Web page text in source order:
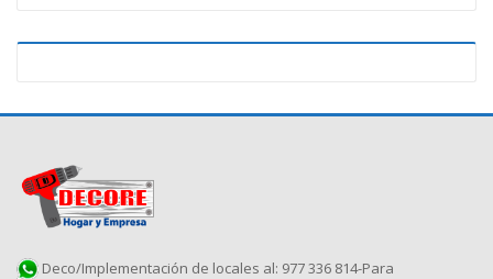
Deco/Implementación de locales al: 977 336 814-Para